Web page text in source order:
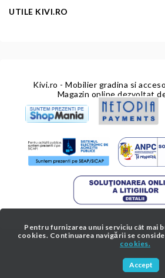
UTILE KIVI.RO
Kivi.ro - Mobilier gradina si
Magazin online dezvoltat
Pentru furnizarea unui serviciu cât mai
cookies. Continuarea navigării se
cookies.
Accept